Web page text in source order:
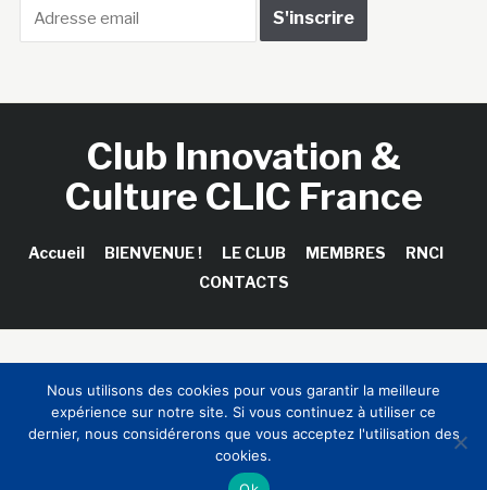
Club Innovation &
Culture CLIC France
Accueil BIENVENUE ! LE CLUB MEMBRES
RNCI
CONTACTS
Sinapses Conseils
Nous utilisons des cookies pour vous garantir la meilleure
expérience sur notre site. Si vous continuez à utiliser ce
dernier, nous considérerons que vous acceptez l'utilisation des
cookies.